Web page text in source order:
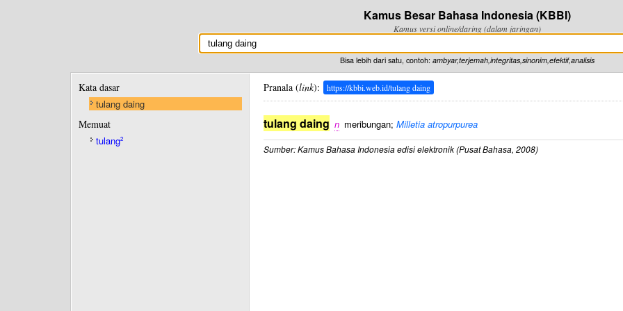
Kamus Besar Bahasa Indonesia (KBBI)
Kamus versi online/daring (dalam jaringan)
Bisa lebih dari satu, contoh: ambyar,terjemah,integritas,sinonim,efektif,analisis
Kata dasar
tulang daing
Memuat
tulang2
Pranala (link): https://kbbi.web.id/tulang daing
tulang daing n meribungan; Milletia atropurpurea
Sumber: Kamus Bahasa Indonesia edisi elektronik (Pusat Bahasa, 2008)